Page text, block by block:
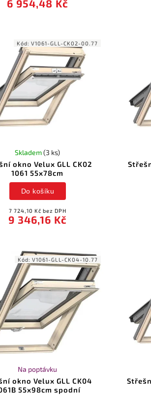
6 954,48 Kč
okno Velux GLL CK02
1061 55x78cm
Skladem(3 ks)
7 724,10 Kč bez DPH
9 346,16 Kč
Do košíku
Kód:V1061-GLL-CK02-00.77
okno Velux GLL CK04
55x98cm spodní
Na poptávku
Kód:V1061-GLL-CK04-10.77